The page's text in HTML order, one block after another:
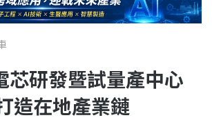
芯研發暨試量產中心
造在地產業鏈